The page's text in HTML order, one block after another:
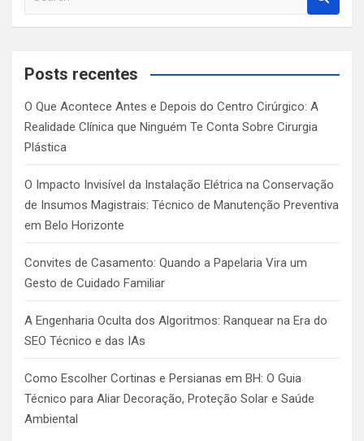
a
c
Posts recentes
O Que Acontece Antes e Depois do Centro Cirúrgico: A
Realidade Clínica que Ninguém Te Conta Sobre Cirurgia
Plástica
O Impacto Invisível da Instalação Elétrica na Conservação
de Insumos Magistrais: Técnico de Manutenção Preventiva
em Belo Horizonte
Convites de Casamento: Quando a Papelaria Vira um
Gesto de Cuidado Familiar
A Engenharia Oculta dos Algoritmos: Ranquear na Era do
SEO Técnico e das IAs
Como Escolher Cortinas e Persianas em BH: O Guia
Técnico para Aliar Decoração, Proteção Solar e Saúde
Ambiental